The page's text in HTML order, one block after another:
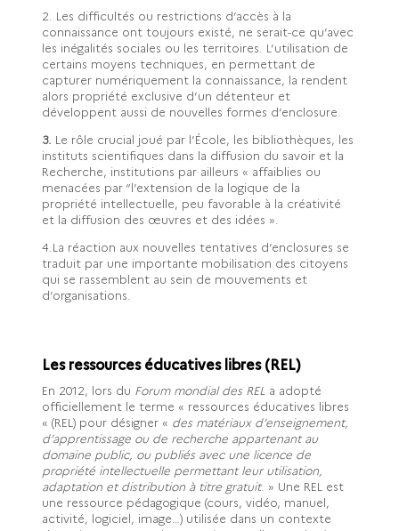
2. Les difficultés ou restrictions d’accès à la
connaissance ont toujours existé, ne serait-ce qu’avec
les inégalités sociales ou les territoires. L’utilisation de
certains moyens techniques, en permettant de
capturer numériquement la connaissance, la rendent
alors propriété exclusive d’un détenteur et
développent aussi de nouvelles formes d’enclosure.
3. Le rôle crucial joué par l’École, les bibliothèques, les
instituts scientifiques dans la diffusion du savoir et la
Recherche, institutions par ailleurs « affaiblies ou
menacées par “l’extension de la logique de la
propriété intellectuelle, peu favorable à la créativité
et la diffusion des œuvres et des idées ».
4.La réaction aux nouvelles tentatives d’enclosures se
traduit par une importante mobilisation des citoyens
qui se rassemblent au sein de mouvements et
d’organisations.
Les ressources éducatives libres (REL)
En 2012, lors du Forum mondial des REL a adopté
officiellement le terme « ressources éducatives libres
« (REL) pour désigner « des matériaux d’enseignement,
d’apprentissage ou de recherche appartenant au
domaine public, ou publiés avec une licence de
propriété intellectuelle permettant leur utilisation,
adaptation et distribution à titre gratuit. » Une REL est
une ressource pédagogique (cours, vidéo, manuel,
activité, logiciel, image…) utilisée dans un contexte